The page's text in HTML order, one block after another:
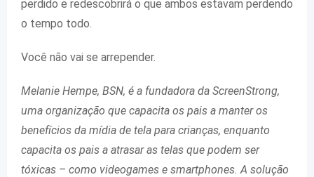
perdido e redescobrirá o que ambos estavam perdendo
o tempo todo.
Você não vai se arrepender.
Melanie Hempe, BSN, é a fundadora da ScreenStrong,
uma organização que capacita os pais a manter os
benefícios da mídia de tela para crianças, enquanto
capacita os pais a atrasar as telas que podem ser
tóxicas – como videogames e smartphones. A solução